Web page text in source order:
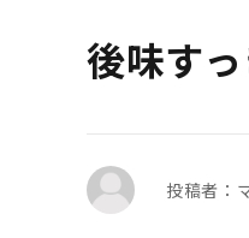
後味す
投稿者：